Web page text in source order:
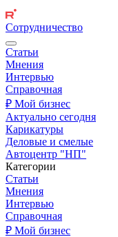
Сотрудничество
Статьи
Мнения
Интервью
Справочная
₽ Мой бизнес
Актуально сегодня
Карикатуры
Деловые и смелые
Автоцентр "НП"
Категории
Статьи
Мнения
Интервью
Справочная
₽ Мой бизнес